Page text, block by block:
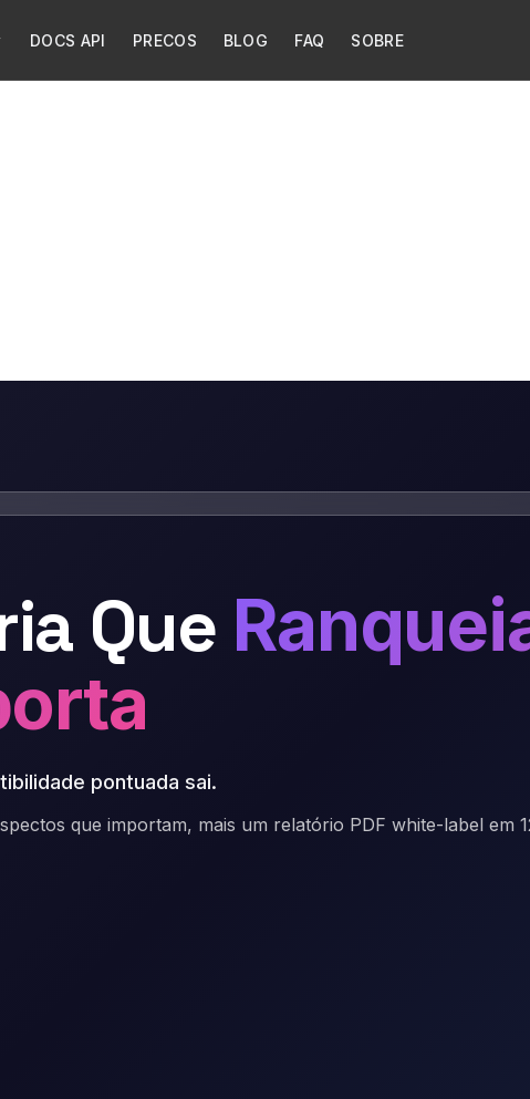
DOCS API PRECOS BLOG FAQ SOBRE
Que
pontuada sai.
que importam, mais um relatório PDF white-label em